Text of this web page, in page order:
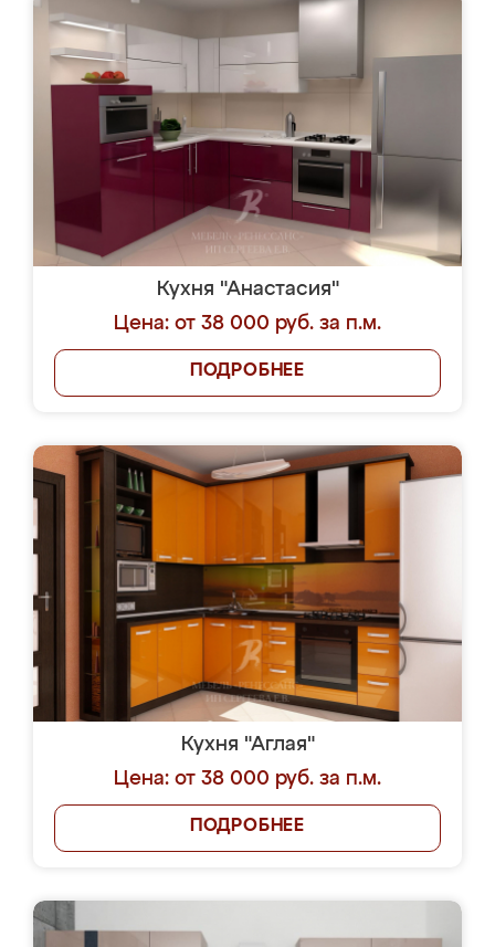
Кухня "Анастасия"
Цена: от 38 000 руб. за п.м.
ПОДРОБНЕЕ
Кухня "Аглая"
Цена: от 38 000 руб. за п.м.
ПОДРОБНЕЕ